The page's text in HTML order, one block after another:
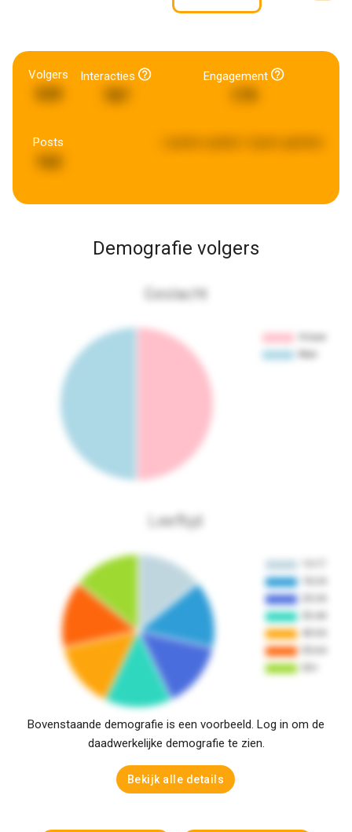
Volgers Interacties Engagement
Posts
Demografie volgers
Geslacht
Leeftijd
Bovenstaande demografie is een voorbeeld. Log in om de
daadwerkelijke demografie te zien.
Bekijk alle details